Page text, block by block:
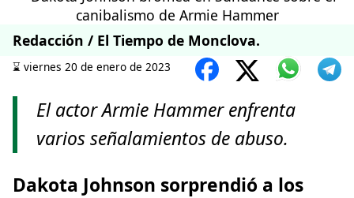
Redacción / El Tiempo de Monclova.
⌛️ viernes 20 de enero de 2023
El actor Armie Hammer enfrenta
varios señalamientos de abuso.
Dakota Johnson sorprendió a los